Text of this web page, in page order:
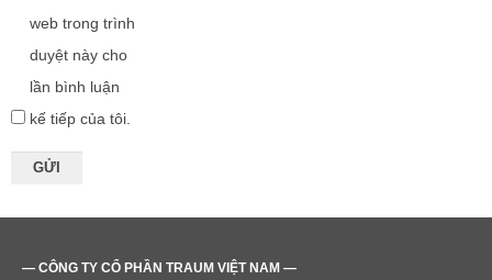
web trong trình
duyệt này cho
lần bình luận
kế tiếp của tôi.
— CÔNG TY CỔ PHẦN TRAUM VIỆT NAM —